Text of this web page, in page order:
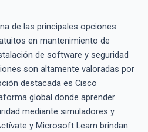
de las principales opciones.
en mantenimiento de
de software y seguridad
son altamente valoradas por
destacada es Cisco
global donde aprender
mediante simuladores y
y Microsoft Learn brindan